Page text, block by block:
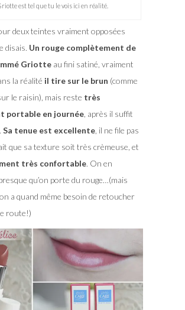
est tel que tu le vois ici en réalité.
deux teintes vraiment opposées
disais. Un rouge complètement de
Griotteau fini satiné, vraiment
la réalité il tire sur le brun (comme
le raisin), mais reste très
portable en journée, après il suffit
Sa tenue est excellente, il ne file pas
que sa texture soit très crèmeuse, et
très confortable. On en
qu’on porte du rouge…(mais
a quand même besoin de retoucher
route!)